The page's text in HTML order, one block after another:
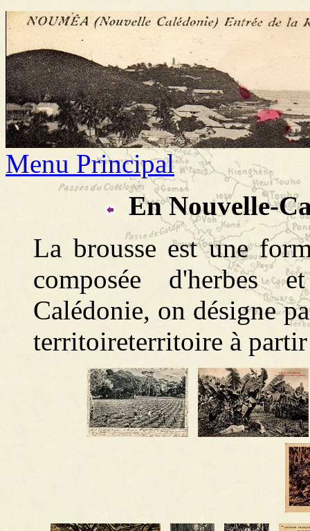
Menu Principal
En Nouvelle-
La brousse est une
composée d'herbes
Calédonie, on désigne
territoireterritoire à